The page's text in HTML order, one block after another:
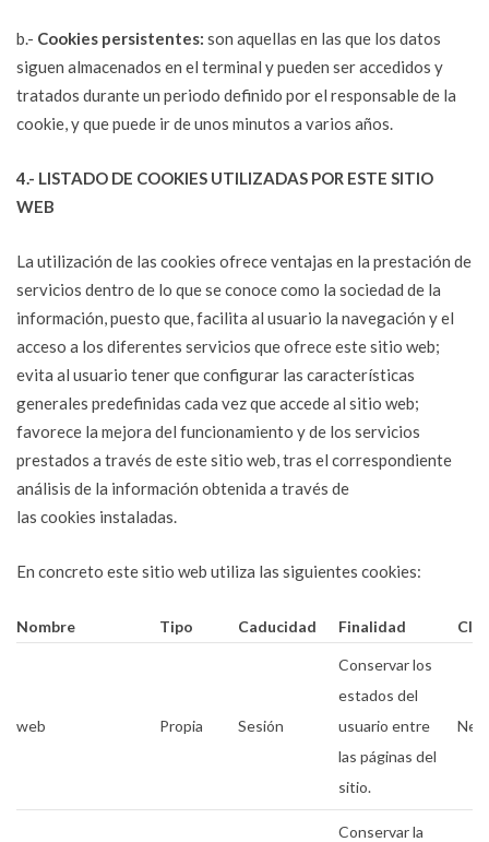
b.- Cookies persistentes: son aquellas en las que los datos
siguen almacenados en el terminal y pueden ser accedidos y
tratados durante un periodo definido por el responsable de la
cookie, y que puede ir de unos minutos a varios años.
4.- LISTADO DE COOKIES UTILIZADAS POR ESTE SITIO
WEB
La utilización de las cookies ofrece ventajas en la prestación de
servicios dentro de lo que se conoce como la sociedad de la
información, puesto que, facilita al usuario la navegación y el
acceso a los diferentes servicios que ofrece este sitio web;
evita al usuario tener que configurar las características
generales predefinidas cada vez que accede al sitio web;
favorece la mejora del funcionamiento y de los servicios
prestados a través de este sitio web, tras el correspondiente
análisis de la información obtenida a través de
las cookies instaladas.
En concreto este sitio web utiliza las siguientes cookies:
Nombre Tipo Caducidad Finalidad
web Propia Sesión
Conservar los
estados del
usuario entre
las páginas del
sitio.
Conservar la